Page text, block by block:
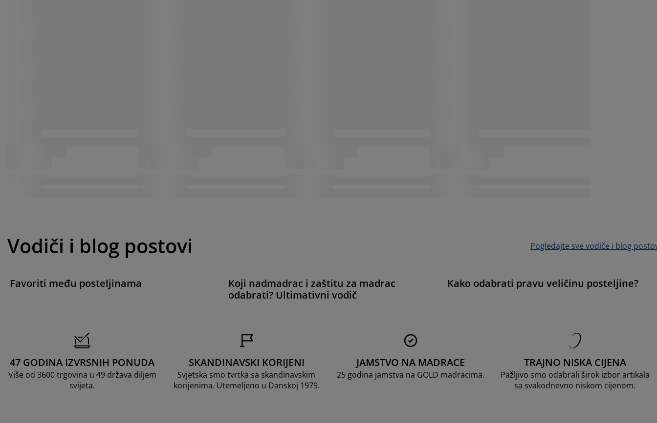
Vodiči i blog postovi Pogledajte sve vodiče i blog
Favoriti među posteljinama
Koji nadmadrac i zaštitu za madrac
odabrati? Ultimativni vodič
Kako odabrati pravu veličinu posteljine?
47 GODINA IZVRSNIH PONUDA
Više od 3600 trgovina u 49 država diljem
svijeta.
SKANDINAVSKI KORIJENI
Svjetska smo tvrtka sa skandinavskim
korijenima. Utemeljeno u Danskoj 1979.
JAMSTVO NA MADRACE
25 godina jamstva na GOLD madracima.
TRAJNO NISKA CIJENA
Pažljivo smo odabrali širok izbor artikala
sa svakodnevno niskom cijenom.